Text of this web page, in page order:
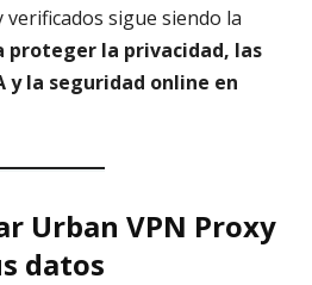
sigue siendo la
proteger la privacidad, las
y la seguridad online en
Urban VPN Proxy
datos